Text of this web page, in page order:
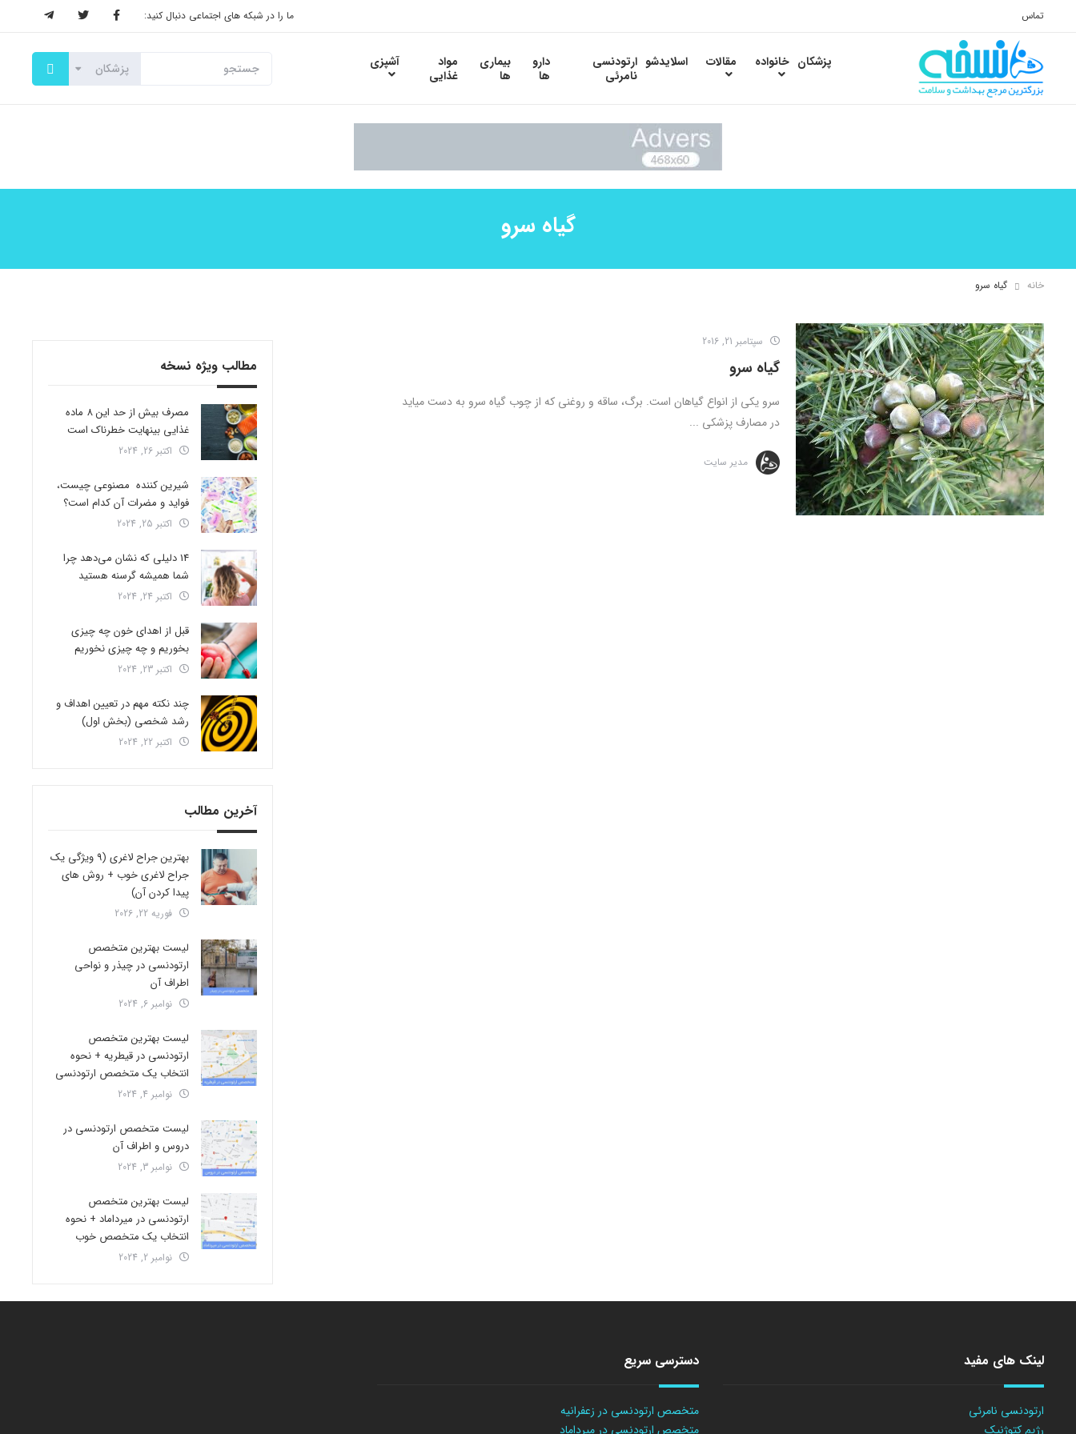
تماس ما را در شبکه های اجتماعی دنبال کنید:
پزشکان خانواده مقالات اسلایدشو ارتودنسی
نامرئی
دارو
ها
بیماری
ها
مواد
غذایی
آشپزی
گیاه سرو
خانه گیاه سرو
سپتامبر 21, 2016
گیاه سرو
سرو یکی از انواع گیاهان است. برگ، ساقه و روغنی که از چوب گیاه سرو به دست میاید
در مصارف پزشکی ...
مدیر سایت
مطالب ویژه نسخه
مصرف بیش از حد این 8 ماده
غذایی بینهایت خطرناک است
اکتبر 26, 2024
شیرین کننده مصنوعی چیست،
فواید و مضرات آن کدام است؟
اکتبر 25, 2024
14 دلیلی که نشان می‌دهد چرا
شما همیشه گرسنه هستید
اکتبر 24, 2024
قبل از اهدای خون چه چیزی
بخوریم و چه چیزی نخوریم
اکتبر 23, 2024
چند نکته مهم در تعیین اهداف و
رشد شخصی (بخش اول)
اکتبر 22, 2024
آخرین مطالب
بهترین جراح لاغری (9 ویژگی یک
جراح لاغری خوب + روش های
پیدا کردن آن)
فوریه 22, 2026
لیست بهترین متخصص
ارتودنسی در چیذر و نواحی
اطراف آن
نوامبر 6, 2024
لیست بهترین متخصص
ارتودنسی در قیطریه + نحوه
انتخاب یک متخصص ارتودنسی
نوامبر 4, 2024
لیست متخصص ارتودنسی در
دروس و اطراف آن
نوامبر 3, 2024
لیست بهترین متخصص
ارتودنسی در میرداماد + نحوه
انتخاب یک متخصص خوب
نوامبر 2, 2024
لینک های مفید
ارتودنسی نامرئی
رژیم کتوژنیک
دسترسی سریع
متخصص ارتودنسی در زعفرانیه
متخصص ارتودنسی در میرداماد